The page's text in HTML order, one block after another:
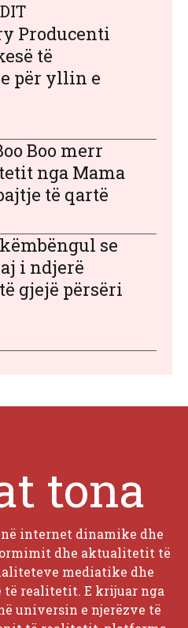
Producenti
të
për yllin e
Boo merr
nga Mama
të qartë
se
i ndjerë
gjejë përsëri
tona
internet dinamike dhe
dhe aktualitetit të
mediatike dhe
realitetit. E krijuar nga
universin e njerëzve të